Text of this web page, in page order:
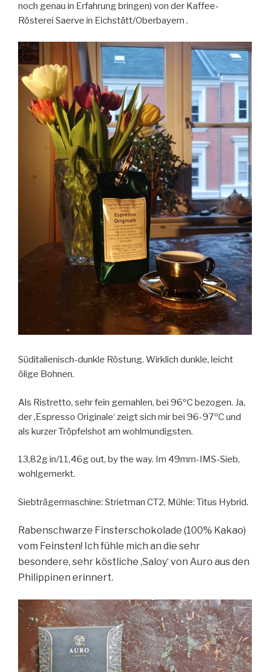
noch genau in Erfahrung bringen) von der Kaffee-
Rösterei Saerve in Eichstätt/Oberbayern .
Süditalienisch-dunkle Röstung. Wirklich dunkle, leicht
ölige Bohnen.
Als Ristretto, sehr fein gemahlen, bei 96ºC bezogen. Ja,
der ‚Espresso Originale‘ zeigt sich mir bei 96-97ºC und
als kurzer Tröpfelshot am wohlmundigsten.
13,82g in/11,46g out, by the way. Im 49mm-IMS-Sieb,
wohlgemerkt.
Siebträgermaschine: Strietman CT2, Mühle: Titus Hybrid.
Rabenschwarze Finsterschokolade (100% Kakao)
vom Feinsten! Ich fühle mich an die sehr
besondere, sehr köstliche ‚Saloy‘ von Auro aus den
Philippinen erinnert.